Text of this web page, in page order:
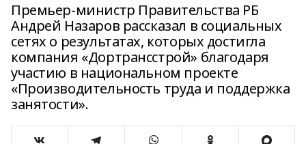
Премьер-министр Правительства РБ
Андрей Назаров рассказал в социальных
сетях о результатах, которых достигла
компания «Дортрансстрой» благодаря
участию в национальном проекте
«Производительность труда и поддержка
занятости».